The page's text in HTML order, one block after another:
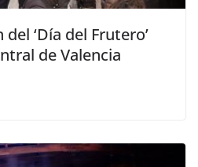
‘Día del Frutero’
de Valencia